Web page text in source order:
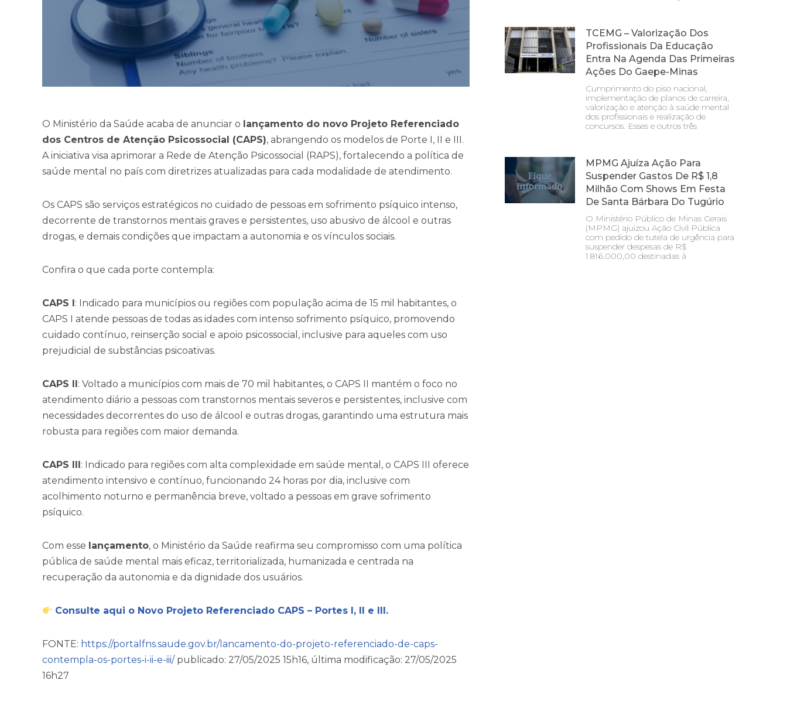
O Ministério da Saúde acaba de anunciar o lançamento do novo Projeto Referenciado
dos Centros de Atenção Psicossocial (CAPS), abrangendo os modelos de Porte I, II e III.
A iniciativa visa aprimorar a Rede de Atenção Psicossocial (RAPS), fortalecendo a política de
saúde mental no país com diretrizes atualizadas para cada modalidade de atendimento.
Os CAPS são serviços estratégicos no cuidado de pessoas em sofrimento psíquico intenso,
decorrente de transtornos mentais graves e persistentes, uso abusivo de álcool e outras
drogas, e demais condições que impactam a autonomia e os vínculos sociais.
Confira o que cada porte contempla:
CAPS I: Indicado para municípios ou regiões com população acima de 15 mil habitantes, o
CAPS I atende pessoas de todas as idades com intenso sofrimento psíquico, promovendo
cuidado contínuo, reinserção social e apoio psicossocial, inclusive para aqueles com uso
prejudicial de substâncias psicoativas.
CAPS II: Voltado a municípios com mais de 70 mil habitantes, o CAPS II mantém o foco no
atendimento diário a pessoas com transtornos mentais severos e persistentes, inclusive com
necessidades decorrentes do uso de álcool e outras drogas, garantindo uma estrutura mais
robusta para regiões com maior demanda.
CAPS III: Indicado para regiões com alta complexidade em saúde mental, o CAPS III oferece
atendimento intensivo e contínuo, funcionando 24 horas por dia, inclusive com
acolhimento noturno e permanência breve, voltado a pessoas em grave sofrimento
psíquico.
Com esse lançamento, o Ministério da Saúde reafirma seu compromisso com uma política
pública de saúde mental mais eficaz, territorializada, humanizada e centrada na
recuperação da autonomia e da dignidade dos usuários.
Consulte aqui o Novo Projeto Referenciado CAPS – Portes I, II e III.
FONTE: https://portalfns.saude.gov.br/lancamento-do-projeto-referenciado-de-caps-
contempla-os-portes-i-ii-e-iii/publicado: 27/05/2025 15h16, última modificação: 27/05/2025
16h27
TCEMG – Valorização Dos
Profissionais Da Educação
Entra Na Agenda Das Primeiras
Ações Do Gaepe-Minas
Cumprimento do piso nacional,
implementação de planos de carreira,
valorização e atenção à saúde mental
dos profissionais e realização de
concursos. Esses e outros três
MPMG Ajuíza Ação Para
Suspender Gastos De R$ 1,8
Milhão Com Shows Em Festa
De Santa Bárbara Do Tugúrio
O Ministério Público de Minas Gerais
(MPMG) ajuizou Ação Civil Pública
com pedido de tutela de urgência para
suspender despesas de R$
1.816.000,00 destinadas à